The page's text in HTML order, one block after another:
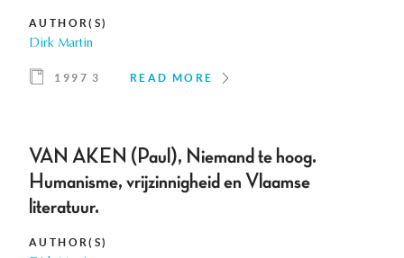
AUTHOR(S)
Dirk Martin
1997 3 READ MORE
VAN AKEN (Paul), Niemand te hoog.
Humanisme, vrijzinnigheid en Vlaamse
literatuur.
AUTHOR(S)